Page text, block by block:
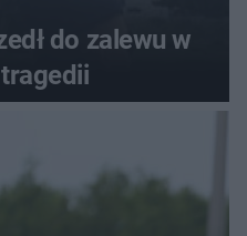
do zalewu w